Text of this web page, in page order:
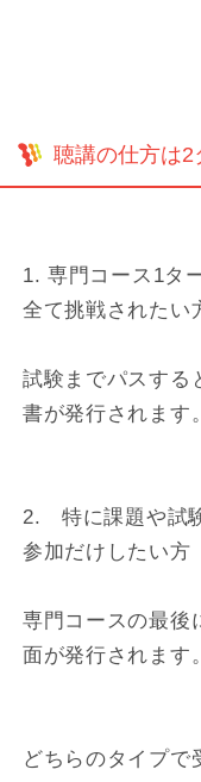
聴講の仕方は2
1. 専門コース1タ
全て挑戦されたい
試験までパスする
書が発行されます。
2. 特に課題や試
参加だけしたい方
専門コースの最後
面が発行されます。
どちらのタイプで